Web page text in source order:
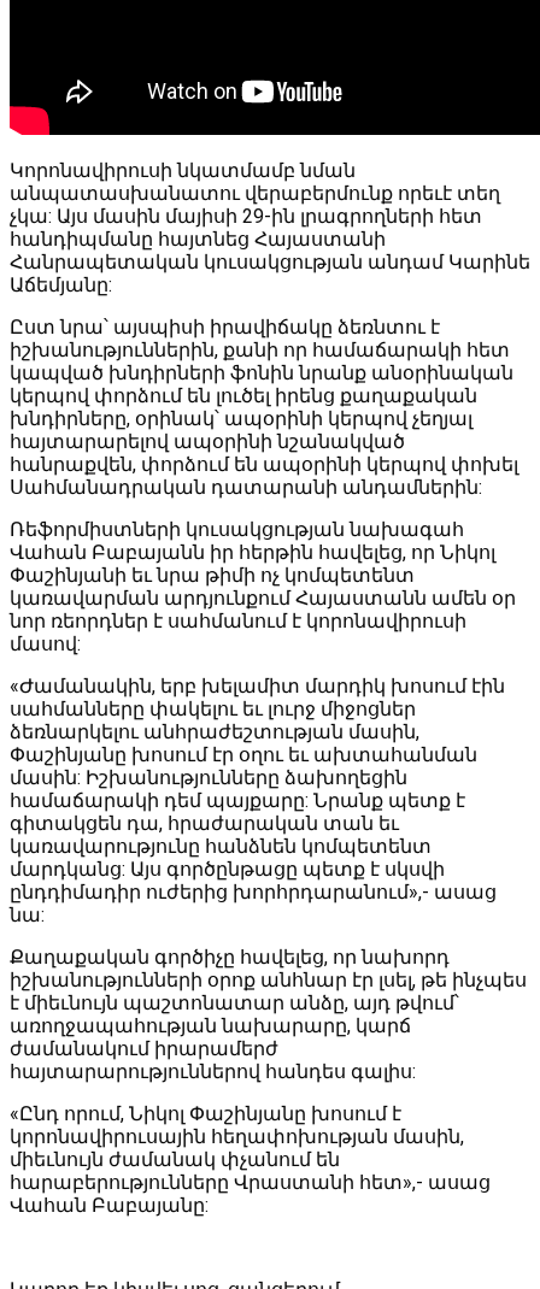
Կորոնավիրուսի նկատմամբ նման
անպատասխանատու վերաբերմունք որեւէ տեղ
չկա: Այս մասին մայիսի 29-ին լրագրողների հետ
հանդիպմանը հայտնեց Հայաստանի
Հանրապետական ​​կուսակցության անդամ Կարինե
Աճեմյանը:
Ըստ նրա՝ այսպիսի իրավիճակը ձեռնտու է
իշխանություններին, քանի որ համաճարակի հետ
կապված խնդիրների ֆոնին նրանք անօրինական
կերպով փորձում են լուծել իրենց քաղաքական
խնդիրները, օրինակ՝ ապօրինի կերպով չեղյալ
հայտարարելով ապօրինի նշանակված
հանրաքվեն, փորձում են ապօրինի կերպով փոխել
Սահմանադրական դատարանի անդամներին:
Ռեֆորմիստների կուսակցության նախագահ
Վահան Բաբայանն իր հերթին հավելեց, որ Նիկոլ
Փաշինյանի եւ նրա թիմի ոչ կոմպետենտ
կառավարման արդյունքում Հայաստանն ամեն օր
նոր ռեորդներ է սահմանում է կորոնավիրուսի
մասով:
«Ժամանակին, երբ խելամիտ մարդիկ խոսում էին
սահմանները փակելու եւ լուրջ միջոցներ
ձեռնարկելու անհրաժեշտության մասին,
Փաշինյանը խոսում էր օղու եւ ախտահանման
մասին: Իշխանությունները ձախողեցին
համաճարակի դեմ պայքարը: Նրանք պետք է
գիտակցեն դա, հրաժարական տան եւ
կառավարությունը հանձնեն կոմպետենտ
մարդկանց: Այս գործընթացը պետք է սկսվի
ընդդիմադիր ուժերից խորհրդարանում»,- ասաց
նա:
Քաղաքական գործիչը հավելեց, որ նախորդ
իշխանությունների օրոք անհնար էր լսել, թե ինչպես
է միեւնույն պաշտոնատար անձը, այդ թվում՝
առողջապահության նախարարը, կարճ
ժամանակում իրարամերժ
հայտարարություններով հանդես գալիս:
«Ընդ որում, Նիկոլ Փաշինյանը խոսում է
կորոնավիրուսային հեղափոխության մասին,
միեւնույն ժամանակ փչանում են
հարաբերությունները Վրաստանի հետ»,- ասաց
Վահան Բաբայանը: